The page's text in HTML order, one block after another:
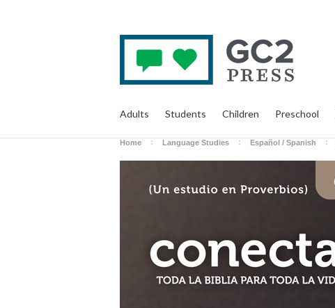
Adults Students Children Preschool
Home Language Studies Español / Spanish